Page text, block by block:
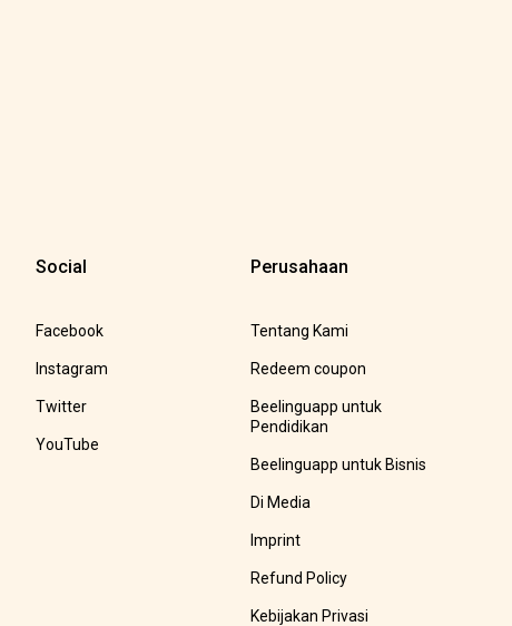
Social
Facebook
Instagram
Twitter
YouTube
Perusahaan
Tentang Kami
Redeem coupon
Beelinguapp untuk
Pendidikan
Beelinguapp untuk Bisnis
Di Media
Imprint
Refund Policy
Kebijakan Privasi